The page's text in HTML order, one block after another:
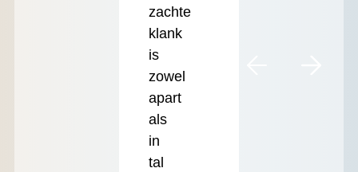
zachte
klank
is
zowel
apart
als
in
tal